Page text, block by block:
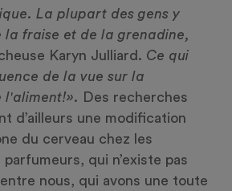
La plupart des gens y
la fraise et de la grenadine,
Karyn Julliard. Ce qui
de la vue sur la
l'aliment!».
Des recherches
d’ailleurs une modification
du cerveau chez les
qui n’existe pas
nous, qui avons une toute